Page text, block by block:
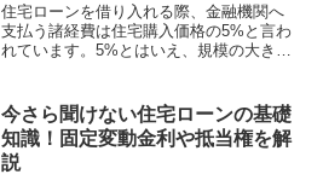
住宅ローンを借り入れる際、金融機関へ
支払う諸経費は住宅購入価格の5%と言わ
れています。5%とはいえ、規模の大きい
られるのか？また、どのくらい予算を確
保しておくべきかをご紹介いたします。
今さら聞けない住宅ローンの基礎
知識！固定変動金利や抵当権を解
説